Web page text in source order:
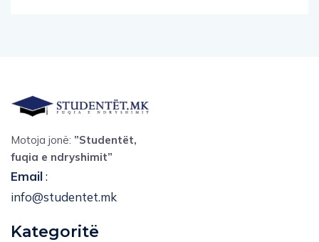
Motoja jonë: ”Studentët,
fuqia e ndryshimit”
Email:
info@studentet.mk
Kategoritë